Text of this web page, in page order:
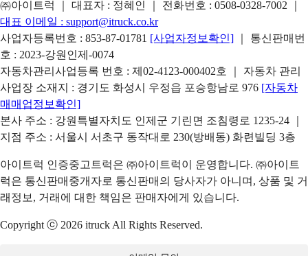
㈜아이트럭 ｜ 대표자 : 정혜인 ｜ 전화번호 : 0508-0328-7002
대표 이메일 : support@itruck.co.kr
사업자등록번호 : 853-87-01781 [사업자정보확인]
｜ 통신판매번
호 : 2023-강원인제-0074
자동차관리사업등록 번호 : 제02-4123-000402호 ｜ 자동차 관리
사업장 소재지 : 경기도 화성시 우정읍 포승항남로 976 [자동차
매매업정보확인]
본사 주소 : 강원특별자치도 인제군 기린면 조침령로 1235-24 ｜
지점 주소 : 서울시 서초구 동작대로 230(방배동) 화련빌딩 3층
아이트럭 인증중고트럭은 ㈜아이트럭이 운영합니다. ㈜아이트
럭은 통신판매중개자로 통신판매의 당사자가 아니며, 상품 및 거
래정보, 거래에 대한 책임은 판매자에게 있습니다.
Copyright ⓒ 2026 itruck All Rights Reserved.